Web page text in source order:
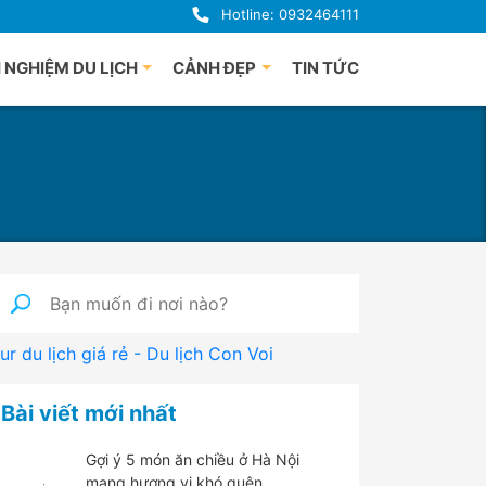
Hotline: 0932464111
Ngãi
Trang
Định
Thiết
NGHIỆM DU LỊCH CẢNH ĐẸP TIN TỨC
du lịch giá rẻ - Du lịch Con Voi
Bài viết mới nhất
Gợi ý 5 món ăn chiều ở Hà Nội
mang hương vị khó quên